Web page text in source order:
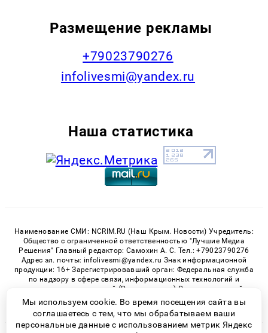
Размещение рекламы
+79023790276
infolivesmi@yandex.ru
Наша статистика
Наименование СМИ: NCRIM.RU (Наш Крым. Новости) Учредитель:
Общество с ограниченной ответственностью "Лучшие Медиа
Решения" Главный редактор: Самохин А. С. Тел.: +79023790276
Адрес эл. почты: infolivesmi@yandex.ru Знак информационной
продукции: 16+ Зарегистрировавший орган: Федеральная служба
по надзору в сфере связи, информационных технологий и
массовых коммуникаций (Роскомнадзор) Регистрационный
номер СМИ ЭЛ № ФС 77 - 81150 от 02.06.2021
Мы используем cookie. Во время посещения сайта вы
соглашаетесь с тем, что мы обрабатываем ваши
персональные данные с использованием метрик Яндекс